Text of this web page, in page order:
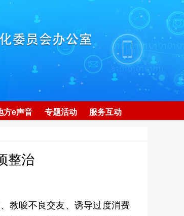
方e声音 专题活动 服务互动
整治
教唆不良交友、诱导过度消费